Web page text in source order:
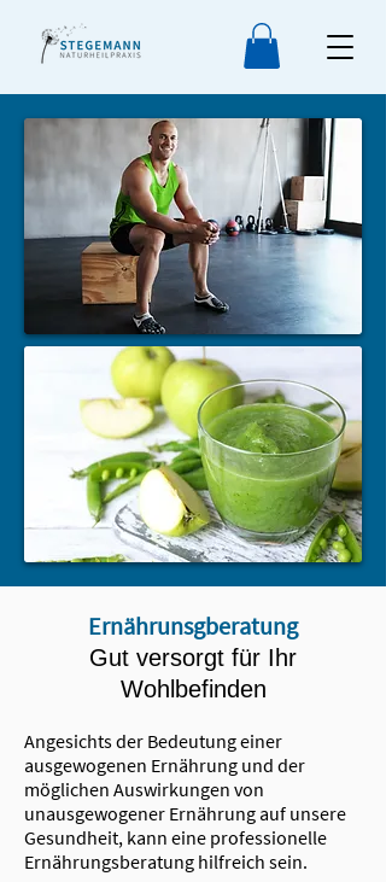
Ernährunsgberatung
Gut versorgt für Ihr
Wohlbefinden
Angesichts der Bedeutung einer
ausgewogenen Ernährung und der
möglichen Auswirkungen von
unausgewogener Ernährung auf unsere
Gesundheit, kann eine professionelle
Ernährungsberatung hilfreich sein.